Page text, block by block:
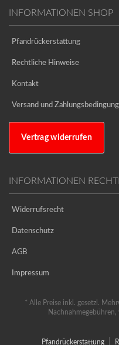
INFORMATIONEN SHOP
Pfandrückerstattung
Rechtliche Hinweise
Kontakt
Versand und
Vertrag widerrufen
INFORMATIONEN
Widerrufsrecht
Datenschutz
AGB
Impressum
* Alle Preise inkl. gesetzl.
Pfandrückerstattung